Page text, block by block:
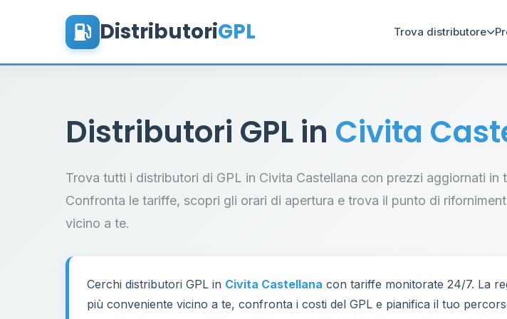
DistributoriGPL Trova distributore
Distributori GPL in Civita
Trova tutti i distributori di GPL in Civita Castellana con prezzi aggiornati in
Confronta le tariffe, scopri gli orari di apertura e trova il punto di
vicino a te.
Cerchi distributori GPL in Civita Castellana con tariffe monitorate 24/7. La
più conveniente vicino a te, confronta i costi del GPL e pianifica il tuo83